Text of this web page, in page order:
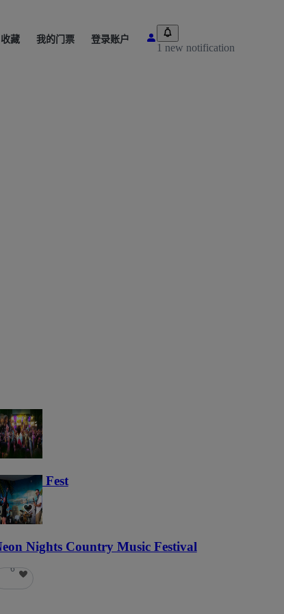
收藏 我的门票 登录账户
1 new notification
Fest
58
Nights Country Music Festival
6